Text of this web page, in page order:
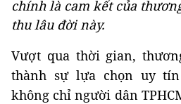
chính là cam kết của
thu lâu đời này.
Vượt qua thời gian,
thành sự lựa chọn uy
không chỉ người dân